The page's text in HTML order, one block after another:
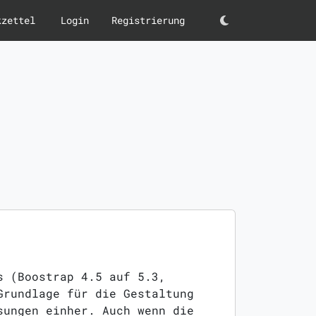
Login Registrierung Darkmode
(Boostrap 4.5 auf 5.3,
für die Gestaltung
einher. Auch wenn die